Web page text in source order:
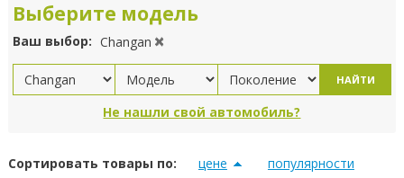
Выберите модель
Ваш выбор: Changan
НАЙТИ
Не нашли свой автомобиль?
Сортировать товары по: цене популярности